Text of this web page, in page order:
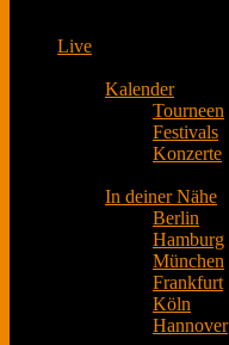
Live
Kalender
Tourneen
Festivals
Konzerte
In deiner Nähe
Berlin
Hamburg
München
Frankfurt
Köln
Hannover